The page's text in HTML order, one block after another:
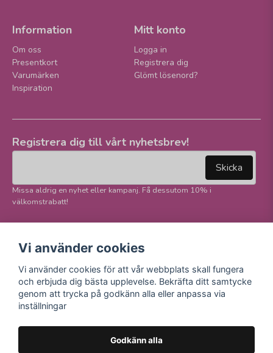
Information
Om oss
Presentkort
Varumärken
Inspiration
Mitt konto
Logga in
Registrera dig
Glömt lösenord?
Registrera dig till vårt nyhetsbrev!
Skicka
Missa aldrig en nyhet eller kampanj. Få dessutom 10% i
välkomstrabatt!
sociala medier!
Facebook
Instagram
Youtube
E-handel
Vi använder cookies
Vi använder cookies för att vår webbplats skall fungera
och erbjuda dig bästa upplevelse. Bekräfta ditt samtycke
genom att trycka på godkänn alla eller anpassa via
inställningar
Godkänn alla